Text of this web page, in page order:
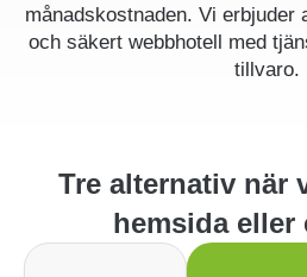
månadskostnaden. Vi erbjuder
och säkert webbhotell med
tillvaro.
Tre alternativ när
hemsida eller